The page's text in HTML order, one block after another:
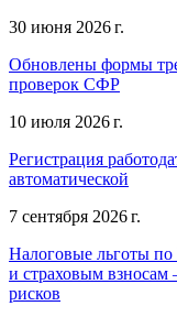
30 июня 2026 г.
Обновлены формы
проверок СФР
10 июля 2026 г.
Регистрация
автоматической
7 сентября 2026 г.
Налоговые льготы
и страховым взносам
рисков